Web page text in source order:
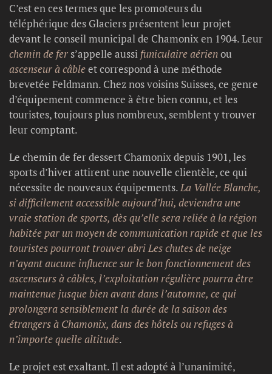
C’est en ces termes que les promoteurs du
téléphérique des Glaciers présentent leur projet
devant le conseil municipal de Chamonix en 1904. Leur
chemin de fer s’appelle aussi funiculaire aérienou
ascenseur à câbleet correspond à une méthode
brevetée Feldmann. Chez nos voisins Suisses, ce genre
d’équipement commence à être bien connu, et les
touristes, toujours plus nombreux, semblent y trouver
leur comptant.
Le chemin de fer dessert Chamonix depuis 1901, les
sports d’hiver attirent une nouvelle clientèle, ce qui
nécessite de nouveaux équipements.La Vallée Blanche,
si difficilement accessible aujourd’hui, deviendra une
vraie station de sports, dès qu’elle sera reliée à la région
habitée par un moyen de communication rapide et que les
touristes pourront trouver abri Les chutes de neige
n’ayant aucune influence sur le bon fonctionnement des
ascenseurs à câbles, l’exploitation régulière pourra être
maintenue jusque bien avant dans l’automne, ce qui
prolongera sensiblement la durée de la saison des
étrangers à Chamonix, dans des hôtels ou refuges à
n’importe quelle altitude.
Le projet est exaltant. Il est adopté à l’unanimité,